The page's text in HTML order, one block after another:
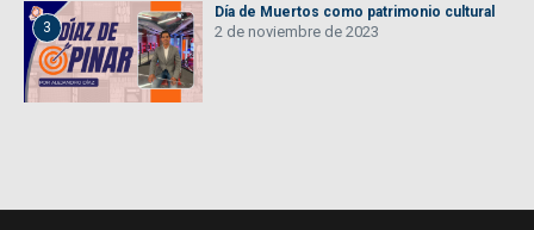
3
Día de Muertos como patrimonio cultural
2 de noviembre de 2023